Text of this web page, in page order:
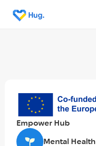
Empower Hub
Mental Health